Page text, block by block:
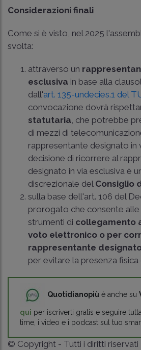
Considerazioni finali
Come si è visto, nel 2025
svolta:
attraverso un
esclusiva in base alla
dall'art. 135-undecies.1 del
convocazione dovrà
statutaria , che potrebbe
di mezzi di
rappresentante designato in
decisione di ricorrere al
designato in via esclusiva è
discrezionale del Consiglio
sulla base dell'art. 106 del
prorogato che consente
strumenti di collegamento
voto elettronico o per
rappresentante
per evitare la presenza fisica
Quotidianopiù è anche su
qui per iscriverti gratis e seguire
time, i video e i podcast sul tuo
© Copyright - Tutti i diritti riservati